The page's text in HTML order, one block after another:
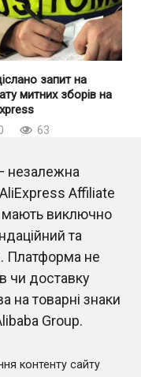
запит на
митних зборів на
63
номер RB-UZ на
на яку пошту
незалежна
Affiliate
мають виключно
та
Платформа не
чи доставку
на товарні знаки
Group.
контенту сайту